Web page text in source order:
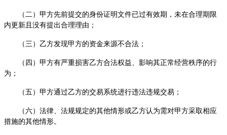
（二）甲方先前提交的身份证明文件已过有效期，未在合理期限
内更新且没有提出合理理由；
（三）乙方发现甲方的资金来源不合法；
（四）甲方有严重损害乙方合法权益、影响其正常经营秩序的行
为；
（五）甲方通过乙方的交易系统进行违法违规交易；
（六）法律、法规规定的其他情形或乙方认为需对甲方采取相应
措施的其他情形。